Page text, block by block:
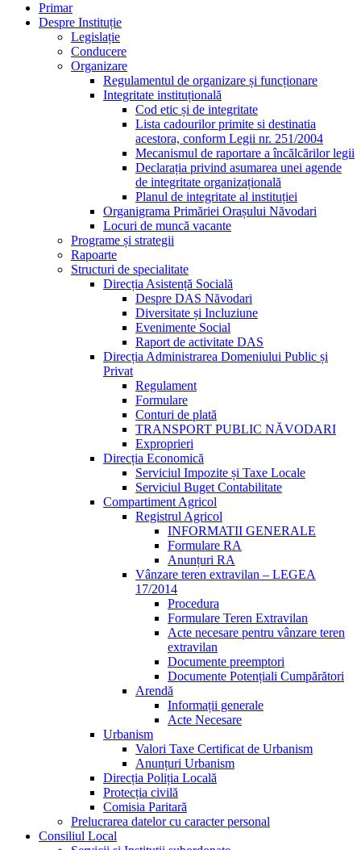
Primar
Despre Instituție
Legislație
Conducere
Organizare
Regulamentul de organizare și funcționare
Integritate instituțională
Cod etic și de integritate
Lista cadourilor primite si destinatia
acestora, conform Legii nr. 251/2004
Mecanismul de raportare a încălcărilor legii
Declarația privind asumarea unei agende
de integritate organizațională
Planul de integritate al instituției
Organigrama Primăriei Orașului Năvodari
Locuri de muncă vacante
Programe și strategii
Rapoarte
Structuri de specialitate
Direcția Asistență Socială
Despre DAS Năvodari
Diversitate și Incluziune
Evenimente Social
Raport de activitate DAS
Direcția Administrarea Domeniului Public și
Privat
Regulament
Formulare
Conturi de plată
TRANSPORT PUBLIC NĂVODARI
Exproprieri
Direcția Economică
Serviciul Impozite și Taxe Locale
Serviciul Buget Contabilitate
Compartiment Agricol
Registrul Agricol
INFORMATII GENERALE
Formulare RA
Anunțuri RA
Vânzare teren extravilan – LEGEA
17/2014
Procedura
Formulare Teren Extravilan
Acte necesare pentru vânzare teren
extravilan
Documente preemptori
Documente Potențiali Cumpărători
Arendă
Informații generale
Acte Necesare
Urbanism
Valori Taxe Certificat de Urbanism
Anunțuri Urbanism
Direcția Poliția Locală
Protecția civilă
Comisia Paritară
Prelucrarea datelor cu caracter personal
Consiliul Local